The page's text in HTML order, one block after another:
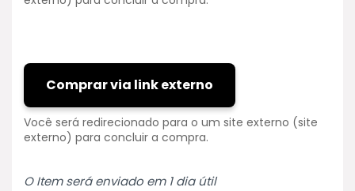
Comprar via link externo
Você será redirecionado para o um site externo (site
externo) para concluir a compra.
O Item será enviado em 1 dia útil